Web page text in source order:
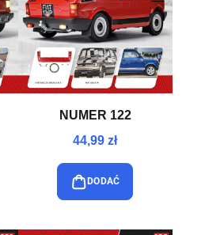
NUMER 122
44,99 zł
DODAĆ